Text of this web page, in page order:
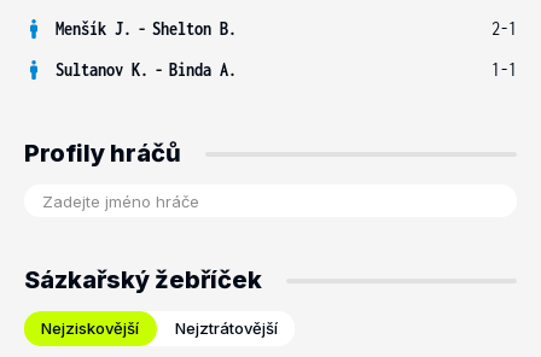
Menšík J. - Shelton B.
2-1
Sultanov K. - Binda A. 1-1
Profily hráčů
Sázkařský žebříček
Nejziskovější Nejztrátovější